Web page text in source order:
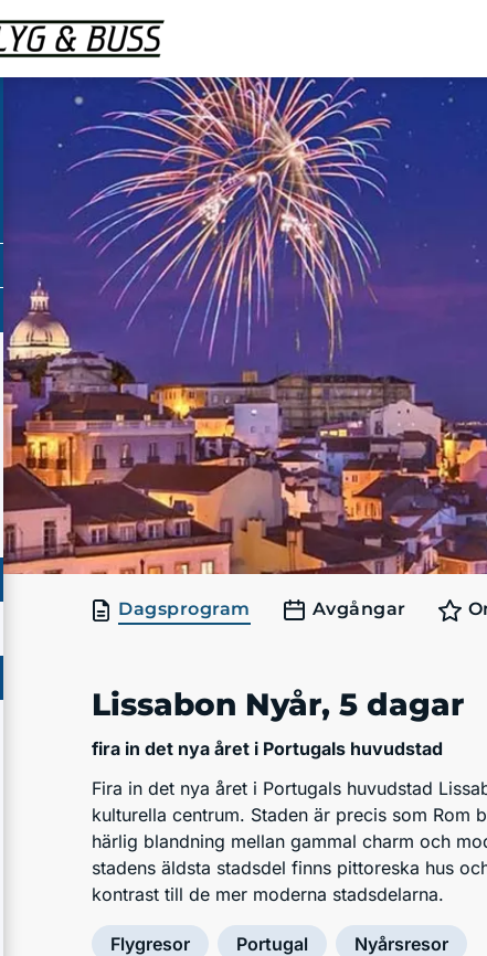
Dagsprogram Avgångar
Lissabon Nyår, 5 dagar
fira in det nya året i Portugals huvudstad
Fira in det nya året i Portugals huvudstad
kulturella centrum. Staden är precis som Rom
härlig blandning mellan gammal charm och
stadens äldsta stadsdel finns pittoreska hus
kontrast till de mer moderna stadsdelarna.
Flygresor Portugal Nyårsresor